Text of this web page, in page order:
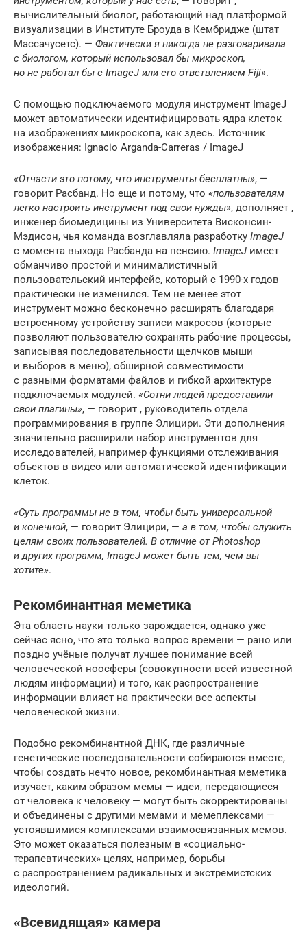
вычислительный биолог, работающий над платформой
визуализации в Институте Броуда в Кембридже (штат
Массачусетс). — Фактически я никогда не разговаривала
с биологом, который использовал бы микроскоп,
но не работал бы с ImageJ или его ответвлением Fiji».
C помощью подключаемого модуля инструмент ImageJ
может автоматически идентифицировать ядра клеток
на изображениях микроскопа, как здесь. Источник
изображения: Ignacio Arganda-Carreras / ImageJ
«Отчасти это потому, что инструменты бесплатны», —
говорит Расбанд. Но еще и потому, что «пользователям
легко настроить инструмент под свои нужды», дополняет ,
инженер биомедицины из Университета Висконсин-
Мэдисон, чья команда возглавляла разработку ImageJ
с момента выхода Расбанда на пенсию. ImageJ имеет
обманчиво простой и минималистичный
пользовательский интерфейс, который с 1990-х годов
практически не изменился. Тем не менее этот
инструмент можно бесконечно расширять благодаря
встроенному устройству записи макросов (которые
позволяют пользователю сохранять рабочие процессы,
записывая последовательности щелчков мыши
и выборов в меню), обширной совместимости
с разными форматами файлов и гибкой архитектуре
подключаемых модулей. «Сотни людей предоставили
свои плагины», — говорит , руководитель отдела
программирования в группе Элицири. Эти дополнения
значительно расширили набор инструментов для
исследователей, например функциями отслеживания
объектов в видео или автоматической идентификации
клеток.
«Суть программы не в том, чтобы быть универсальной
и конечной, — говорит Элицири, — а в том, чтобы служить
целям своих пользователей. В отличие от Photoshop
и других программ, ImageJ может быть тем, чем вы
хотите».
Рекомбинантная меметика
Эта область науки только зарождается, однако уже
сейчас ясно, что это только вопрос времени — рано или
поздно учёные получат лучшее понимание всей
человеческой ноосферы (совокупности всей известной
людям информации) и того, как распространение
информации влияет на практически все аспекты
человеческой жизни.
Подобно рекомбинантной ДНК, где различные
генетические последовательности собираются вместе,
чтобы создать нечто новое, рекомбинантная меметика
изучает, каким образом мемы — идеи, передающиеся
от человека к человеку — могут быть скорректированы
и объединены с другими мемами и мемеплексами —
устоявшимися комплексами взаимосвязанных мемов.
Это может оказаться полезным в «социально-
терапевтических» целях, например, борьбы
с распространением радикальных и экстремистских
идеологий.
«Всевидящая» камера